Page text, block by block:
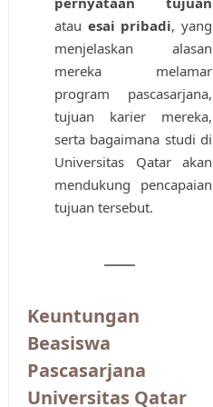
atau esai pribadi, yang
menjelaskan alasan
mereka melamar
program pascasarjana,
tujuan karier mereka,
serta bagaimana studi di
Universitas Qatar akan
mendukung pencapaian
tujuan tersebut.
Keuntungan
Beasiswa
Pascasarjana
Universitas Qatar